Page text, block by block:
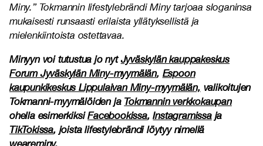
Miny.” Tokmannin lifestylebrändi Miny tarjoaa sloganinsa
mukaisesti runsaasti erilaista yllätyksellistä ja
mielenkiintoista ostettavaa.
Minyyn voi tutustua jo nytJyväskylän kauppakeskus
Forum Jyväskylän Miny-myymälän, Espoon
kaupunkikeskus Lippulaivan Miny-myymälän, valikoitujen
Tokmanni-myymälöiden ja Tokmannin verkkokaupan
ohella esimerkiksiFacebookissa,Instagramissaja
TikTokissa, joista lifestylebrändi löytyy nimellä
weareminy.